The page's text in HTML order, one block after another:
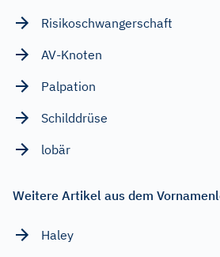
Risikoschwangerschaft
AV-Knoten
Palpation
Schilddrüse
lobär
Weitere Artikel aus dem
Haley